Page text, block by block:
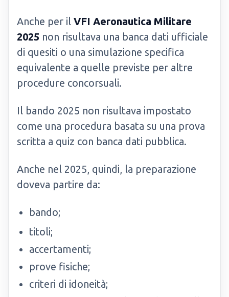
Anche per il VFI Aeronautica Militare
2025 non risultava una banca dati ufficiale
di quesiti o una simulazione specifica
equivalente a quelle previste per altre
procedure concorsuali.
Il bando 2025 non risultava impostato
come una procedura basata su una prova
scritta a quiz con banca dati pubblica.
Anche nel 2025, quindi, la preparazione
doveva partire da:
bando;
titoli;
accertamenti;
prove fisiche;
criteri di idoneità;